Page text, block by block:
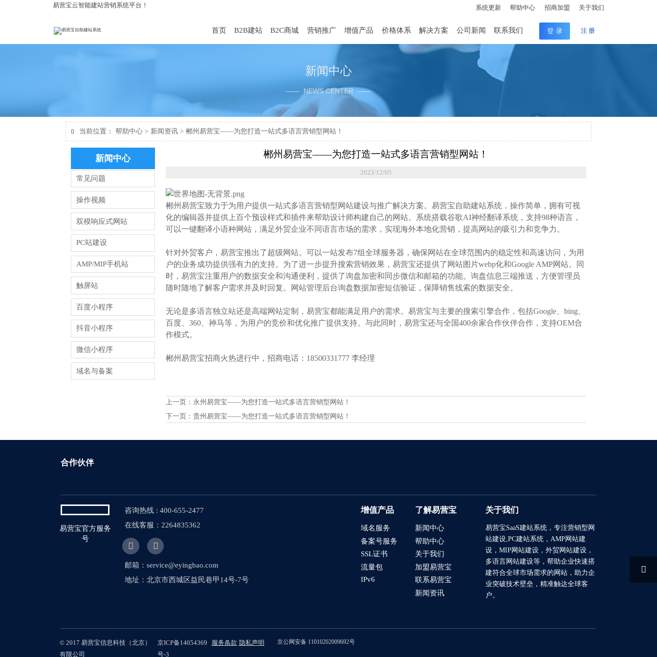
易营宝云智能建站营销系统平台！ 系统更新 帮助中心 招商加盟 关于我们
首页 B2B建站 B2C商城 营销推广 增值产品 价格体系 解决方案 公司新闻 联系我们 登 录 注 册
新闻中心
—— NEWS CENTER ——
 当前位置：帮助中心 > 新闻资讯 >郴州易营宝——为您打造一站式多语言营销型网站！
新闻中心
常见问题
操作视频
双模响应式网站
PC站建设
AMP/MIP手机站
触屏站
百度小程序
抖音小程序
微信小程序
域名与备案
郴州易营宝——为您打造一站式多语言营销型网站！
2023/12/05
郴州易营宝致力于为用户提供一站式多语言营销型网站建设与推广解决方案。易营宝自助建站系统，操作简单，拥有可视
化的编辑器并提供上百个预设样式和插件来帮助设计师构建自己的网站。系统搭载谷歌AI神经翻译系统，支持98种语言，
可以一键翻译小语种网站，满足外贸企业不同语言市场的需求，实现海外本地化营销，提高网站的吸引力和竞争力。
针对外贸客户，易营宝推出了超级网站。可以一站发布7组全球服务器，确保网站在全球范围内的稳定性和高速访问，为用
户的业务成功提供强有力的支持。为了进一步提升搜索营销效果，易营宝还提供了网站图片webp化和Google AMP网站。同
时，易营宝注重用户的数据安全和沟通便利，提供了询盘加密和同步微信和邮箱的功能。询盘信息三端推送，方便管理员
随时随地了解客户需求并及时回复。网站管理后台询盘数据加密短信验证，保障销售线索的数据安全。
无论是多语言独立站还是高端网站定制，易营宝都能满足用户的需求。易营宝与主要的搜索引擎合作，包括Google、bing、
百度、360、神马等，为用户的竞价和优化推广提供支持。与此同时，易营宝还与全国400余家合作伙伴合作，支持OEM合
作模式。
郴州易营宝招商火热进行中，招商电话：18500331777 李经理
上一页： 永州易营宝——为您打造一站式多语言营销型网站！
下一页： 贵州易营宝——为您打造一站式多语言营销型网站！
合作伙伴
易营宝官方服务
号
咨询热线 : 400-655-2477
在线客服：2264835362
 
邮箱：service@eyingbao.com
地址：北京市西城区益民巷甲14号-7号
增值产品
域名服务
备案号服务
SSL证书
流量包
IPv6
了解易营宝
新闻中心
帮助中心
关于我们
加盟易营宝
联系易营宝
新闻资讯
关于我们
易营宝SaaS建站系统，专注营销型网
站建设,PC建站系统，AMP网站建
设，MIP网站建设，外贸网站建设，
多语言网站建设等，帮助企业快速搭
建符合全球市场需求的网站，助力企
业突破技术壁垒，精准触达全球客
户。
© 2017 易营宝信息科技（北京）
有限公司
京ICP备14054369
号-3
服务条款 隐私声明 京公网安备 11010202009692号
